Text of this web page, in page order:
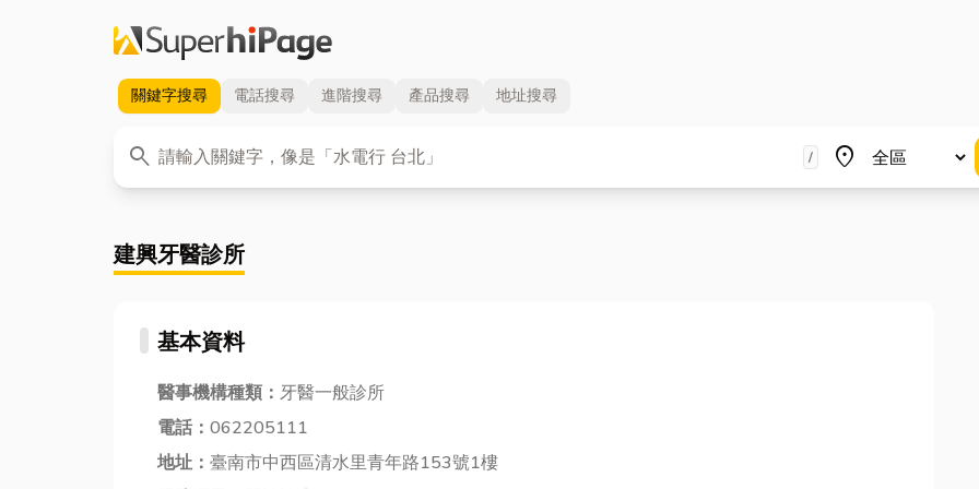
關鍵字搜尋 電話搜尋 進階搜尋 產品搜尋 地址搜尋
search
關鍵字 / place
地區
建興牙醫診所
基本資料
醫事機構種類： 牙醫一般診所
電話： 062205111
地址： 臺南市中西區清水里青年路153號1樓